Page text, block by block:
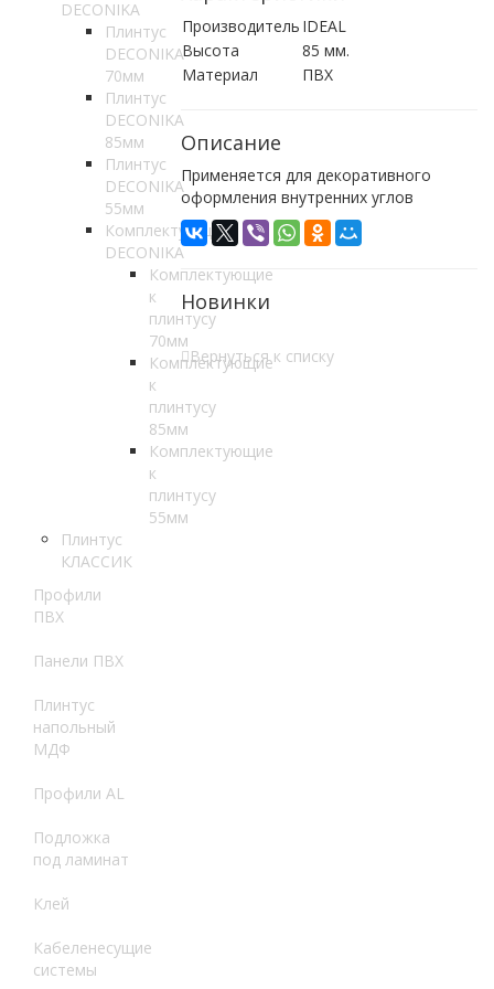
DECONIKA
Плинтус
DECONIKA
70мм
Плинтус
DECONIKA
85мм
Плинтус
DECONIKA
55мм
Комплектующие
DECONIKA
Комплектующие
к
плинтусу
70мм
Комплектующие
к
плинтусу
85мм
Комплектующие
к
плинтусу
55мм
Плинтус
КЛАССИК
Профили
ПВХ
Панели ПВХ
Плинтус
напольный
МДФ
Профили AL
Подложка
под ламинат
Клей
Кабеленесущие
системы
Производитель IDEAL
Высота
85 мм.
Материал
ПВХ
Описание
Применяется для декоративного
оформления внутренних углов
Новинки
Вернуться к списку